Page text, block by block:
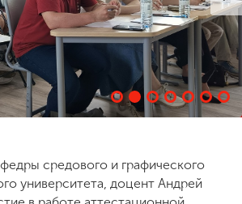
CHI
средового и графического
университета, доцент Андрей